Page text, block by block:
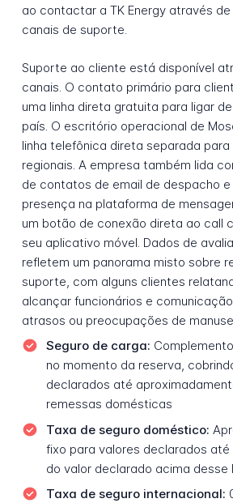
ao contactar a TK Energy através
canais de suporte.
Suporte ao cliente está disponível
canais. O contato primário para
uma linha direta gratuita para ligar
país. O escritório operacional de
linha telefônica direta separada
regionais. A empresa também lida
de contatos de email de despacho
presença na plataforma de
um botão de conexão direta ao call
seu aplicativo móvel. Dados de
refletem um panorama misto sobre
suporte, com alguns clientes
alcançar funcionários e
atrasos ou preocupações de
Seguro de carga:
no momento da reserva,
declarados até
remessas domésticas
Taxa de seguro doméstico:
fixo para valores declarados até
do valor declarado acima desse
Taxa de seguro internacional: